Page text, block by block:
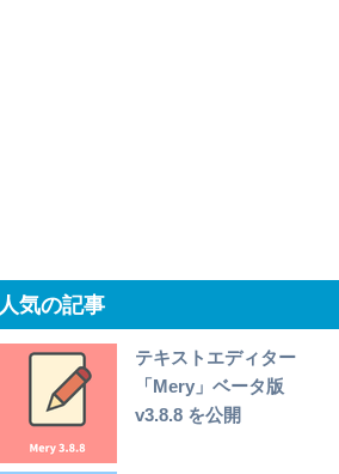
人気の記事
テキストエディター
「Mery」ベータ版
v3.8.8 を公開